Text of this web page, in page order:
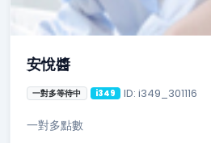
安悅醬
一對多等待中 i349 ID: i349_301116
一對多點數